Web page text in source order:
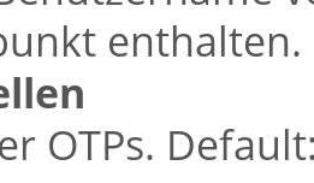
enthalten.
OTPs.